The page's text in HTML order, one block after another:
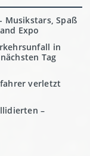
Musikstars, Spaß
Expo
in
Tag
verletzt
–